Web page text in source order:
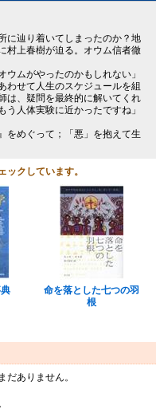
に辿り着いてしまったのか？地
村上春樹が迫る。オウム信者徹
ムがやったのかもしれない」
わせて人生のスケジュールを組
は、疑問を最終的に解いてくれ
人体実験に近かったですね」
をめぐって；「悪」を抱えて生
ックしています。
命を落とした七つの羽
根
だありません。